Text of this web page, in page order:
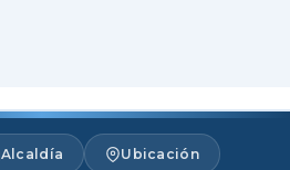
Alcaldía Ubicación